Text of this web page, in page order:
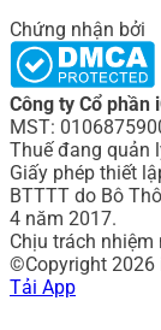
Chứng nhận bởi
Công ty Cổ phần
MST:
Thuế đang quản
Giấy phép thiết
BTTTT do Bô
4 năm 2017.
Chịu trách nhiệm
©Copyright 2026
Tải App